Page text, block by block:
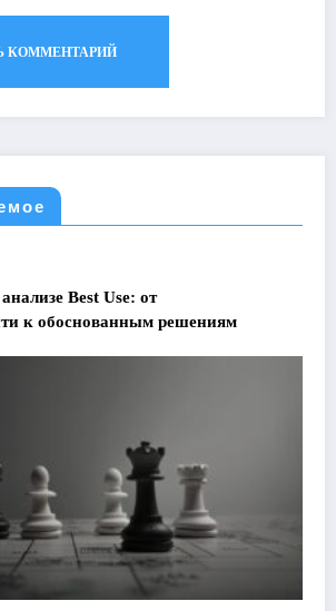
Best Use: от
к обоснованным решениям